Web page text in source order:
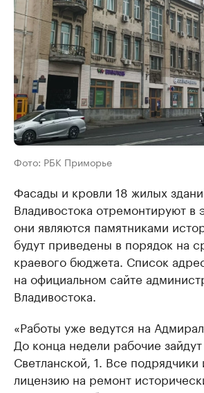
Фото: РБК Приморье
Фасады и кровли 18 жилых
Владивостока отремонтируют в
они являются памятниками
будут приведены в порядок на
краевого бюджета. Список
на официальном сайте
Владивостока.
«Работы уже ведутся на
До конца недели рабочие
Светланской, 1. Все
лицензию на ремонт